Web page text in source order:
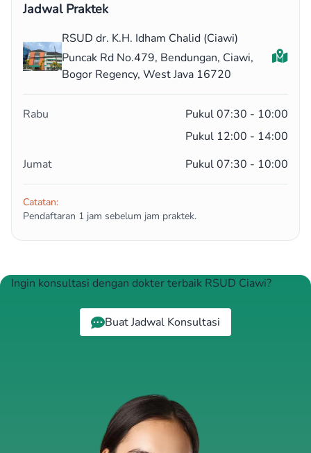
Jadwal Praktek
RSUD dr. K.H. Idham Chalid (Ciawi)
Puncak Rd No.479, Bendungan, Ciawi,
Bogor Regency, West Java 16720
Rabu
Pukul 07:30 - 10:00
Pukul 12:00 - 14:00
Jumat
Pukul 07:30 - 10:00
Catatan:
Pendaftaran 1 jam sebelum jam praktek.
Ingin konsultasi dengan dokter terbaik RSUD Ciawi?
Buat Jadwal Konsultasi